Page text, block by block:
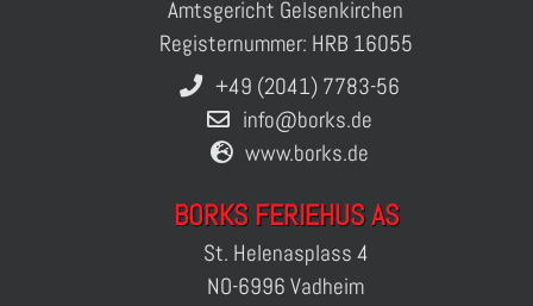
Amtsgericht Gelsenkirchen
Registernummer: HRB 16055
+49 (2041) 7783-56
info@borks.de
www.borks.de
BORKS FERIEHUS AS
St. Helenasplass 4
NO-6996 Vadheim